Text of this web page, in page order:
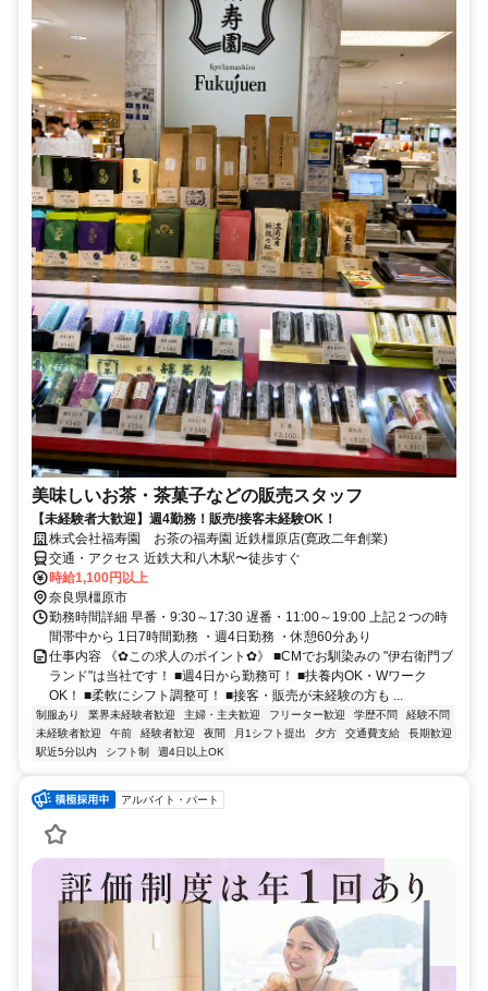
美味しいお茶・茶菓子などの販売スタッフ
【未経験者大歓迎】週4勤務！販売/接客未経験OK！
株式会社福寿園 お茶の福寿園 近鉄橿原店(寛政二年創業)
交通・アクセス 近鉄大和八木駅〜徒歩すぐ
時給1,100円以上
奈良県橿原市
勤務時間詳細 早番・9:30～17:30 遅番・11:00～19:00 上記２つの時
間帯中から 1日7時間勤務 ・週4日勤務 ・休憩60分あり
仕事内容 《✿この求人のポイント✿》 ■CMでお馴染みの "伊右衛門ブ
ランド"は当社です！ ■週4日から勤務可！ ■扶養内OK・Wワーク
OK！ ■柔軟にシフト調整可！ ■接客・販売が未経験の方も ...
制服あり 業界未経験者歓迎 主婦・主夫歓迎 フリーター歓迎 学歴不問
経験不問
未経験者歓迎
午前 経験者歓迎 夜間 月1シフト提出 夕方 交通費支給
長期歓迎
駅近5分以内
シフト制 週4日以上OK
アルバイト・パート